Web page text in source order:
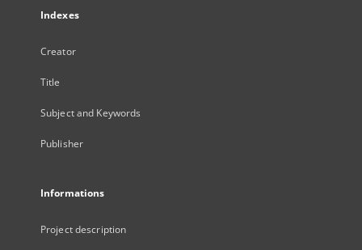
Indexes
Creator
Title
Subject and Keywords
Publisher
Informations
Project description